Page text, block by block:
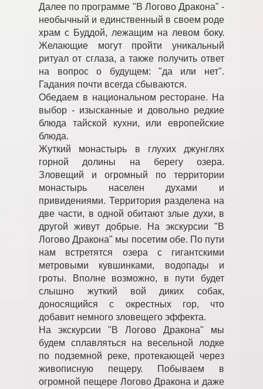
Далее по программе "В Логово Дракона" -
необычный и единственный в своем роде
храм с Буддой, лежащим на левом боку.
Желающие могут пройти уникальный
ритуал от сглаза, а также получить ответ
на вопрос о будущем: "да или нет".
Гадания почти всегда сбываются.
Обедаем в национальном ресторане. На
выбор - изысканные и довольно редкие
блюда тайской кухни, или европейские
блюда.
Жуткий монастырь в глухих джунглях
горной долины на берегу озера.
Зловещий и огромный по территории
монастырь населен духами и
привидениями. Территория разделена на
две части, в одной обитают злые духи, в
другой живут добрые. На экскурсии "В
Логово Дракона" мы посетим обе. По пути
нам встретятся озера с гигантскими
метровыми кувшинками, водопады и
гроты. Вполне возможно, в пути будет
слышно жуткий вой диких собак,
доносящийся с окрестных гор, что
добавит немного зловещего эффекта.
На экскурсии "В Логово Дракона" мы
будем сплавляться на весельной лодке
по подземной реке, протекающей через
живописную пещеру. Побываем в
огромной пещере Логово Дракона и даже